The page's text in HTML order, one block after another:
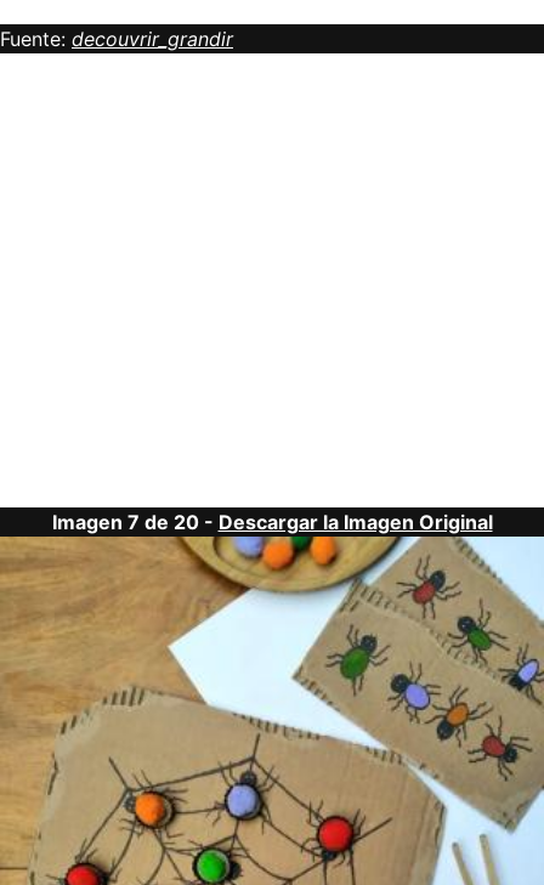
Fuente: decouvrir_grandir
Imagen 7 de 20 - Descargar la Imagen Original